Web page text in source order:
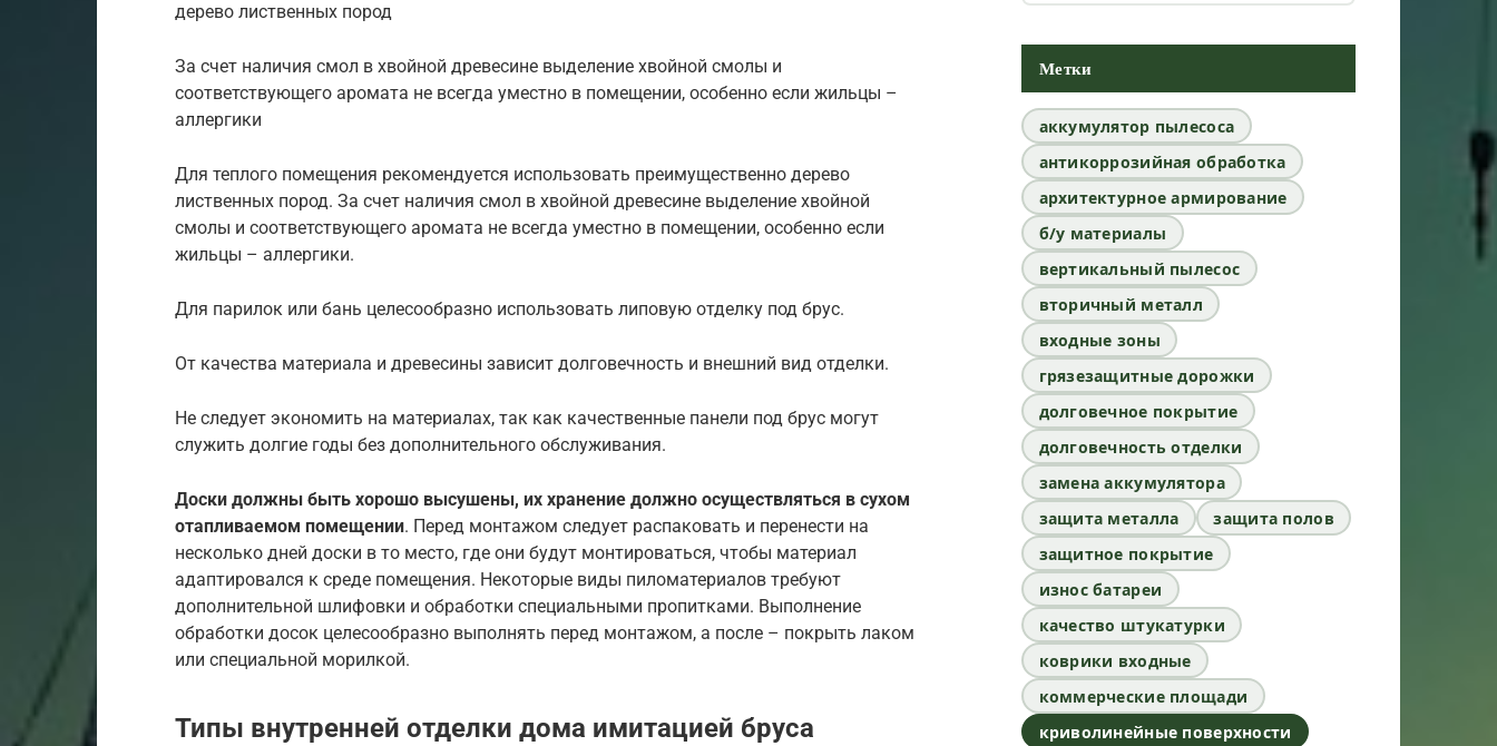
дерево лиственных пород
За счет наличия смол в хвойной древесине выделение хвойной смолы и
соответствующего аромата не всегда уместно в помещении, особенно если жильцы –
аллергики
Для теплого помещения рекомендуется использовать преимущественно дерево
лиственных пород. За счет наличия смол в хвойной древесине выделение хвойной
смолы и соответствующего аромата не всегда уместно в помещении, особенно если
жильцы – аллергики.
Для парилок или бань целесообразно использовать липовую отделку под брус.
От качества материала и древесины зависит долговечность и внешний вид отделки.
Не следует экономить на материалах, так как качественные панели под брус могут
служить долгие годы без дополнительного обслуживания.
Доски должны быть хорошо высушены, их хранение должно осуществляться в сухом
отапливаемом помещении. Перед монтажом следует распаковать и перенести на
несколько дней доски в то место, где они будут монтироваться, чтобы материал
адаптировался к среде помещения. Некоторые виды пиломатериалов требуют
дополнительной шлифовки и обработки специальными пропитками. Выполнение
обработки досок целесообразно выполнять перед монтажом, а после – покрыть лаком
или специальной морилкой.
Типы внутренней отделки дома имитацией бруса
Метки
аккумулятор пылесоса
антикоррозийная обработка
архитектурное армирование
б/у материалы
вертикальный пылесос
вторичный металл
входные зоны
грязезащитные дорожки
долговечное покрытие
долговечность отделки
замена аккумулятора
защита металла
защита полов
защитное покрытие
износ батареи
качество штукатурки
коврики входные
коммерческие площади
криволинейные поверхности